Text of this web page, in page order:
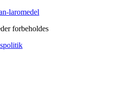
forbeholdes